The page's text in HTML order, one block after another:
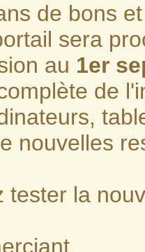
de bons
sera
au 1er
de
nouvelles
tester la